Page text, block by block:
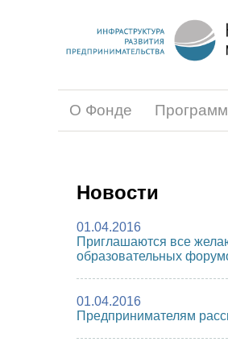
О Фонде
Новости
01.04.2016
Приглашаются все
образовательных
01.04.2016
Предпринимателям